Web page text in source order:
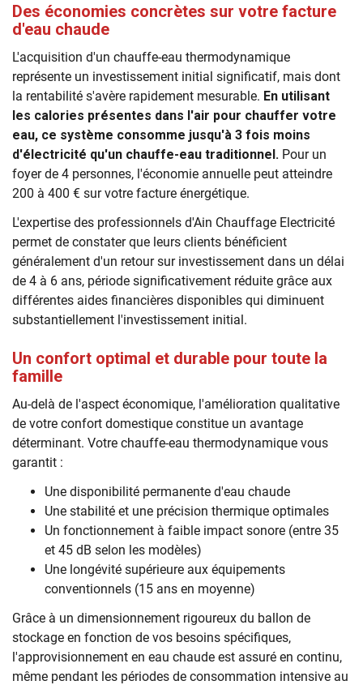
Des économies concrètes sur votre facture
d'eau chaude
L'acquisition d'un chauffe-eau thermodynamique
représente un investissement initial significatif, mais dont
la rentabilité s'avère rapidement mesurable. En utilisant
les calories présentes dans l'air pour chauffer votre
eau, ce système consomme jusqu'à 3 fois moins
d'électricité qu'un chauffe-eau traditionnel. Pour un
foyer de 4 personnes, l'économie annuelle peut atteindre
200 à 400 € sur votre facture énergétique.
L'expertise des professionnels d'Ain Chauffage Electricité
permet de constater que leurs clients bénéficient
généralement d'un retour sur investissement dans un délai
de 4 à 6 ans, période significativement réduite grâce aux
différentes aides financières disponibles qui diminuent
substantiellement l'investissement initial.
Un confort optimal et durable pour toute la
famille
Au-delà de l'aspect économique, l'amélioration qualitative
de votre confort domestique constitue un avantage
déterminant. Votre chauffe-eau thermodynamique vous
garantit :
Une disponibilité permanente d'eau chaude
Une stabilité et une précision thermique optimales
Un fonctionnement à faible impact sonore (entre 35
et 45 dB selon les modèles)
Une longévité supérieure aux équipements
conventionnels (15 ans en moyenne)
Grâce à un dimensionnement rigoureux du ballon de
stockage en fonction de vos besoins spécifiques,
l'approvisionnement en eau chaude est assuré en continu,
même pendant les périodes de consommation intensive au